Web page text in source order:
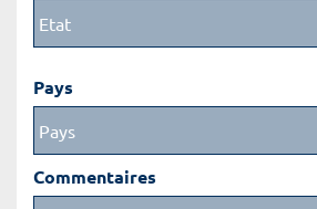
Pays
Commentaires